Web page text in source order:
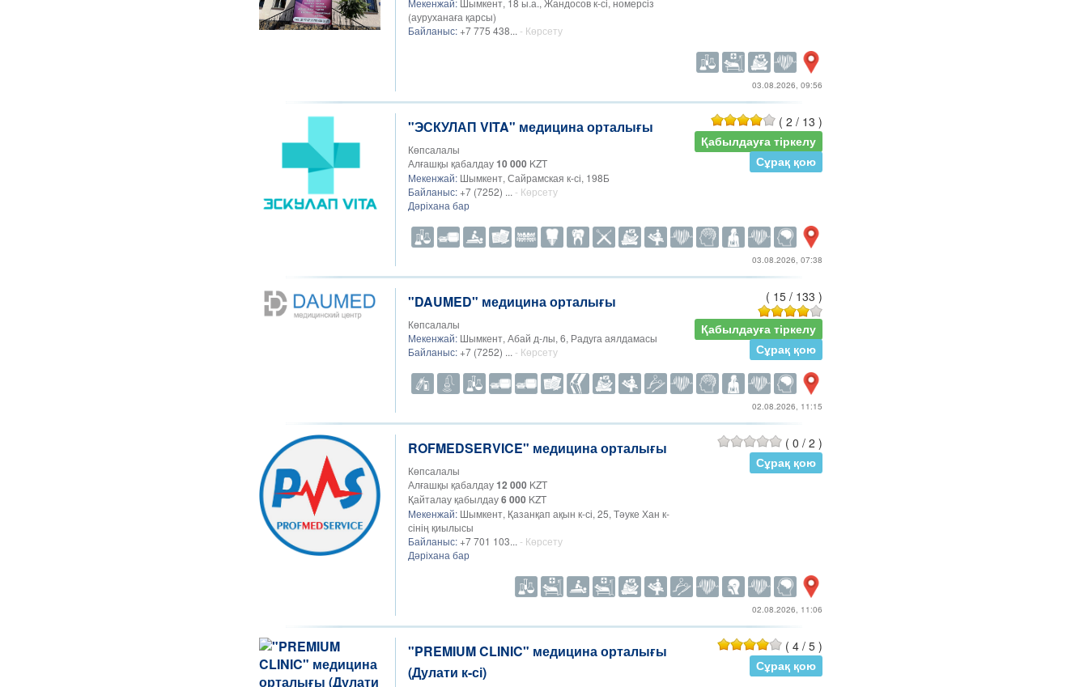
Мекенжай:Шымкент, 18 ы.а., Жандосов к-сі, номерсіз
(ауруханаға қарсы)
Байланыс: +7 775 438... - Көрсету
03.08.2026, 09:56
"ЭСКУЛАП VITA" медицина орталығы
Көпсалалы
Алғашқы қабалдау10 000KZT
Мекенжай:Шымкент, Сайрамская к-сі, 198Б
Байланыс: +7 (7252) ... - Көрсету
Дәріхана бар
( 2 / 13 )
Қабылдауға тіркелу
Сұрақ қою
03.08.2026, 07:38
"DAUMED" медицина орталығы
Көпсалалы
Мекенжай:Шымкент, Абай д-лы, 6, Радуга аялдамасы
Байланыс: +7 (7252) ... - Көрсету
( 15 / 133 )
Қабылдауға тіркелу
Сұрақ қою
02.08.2026, 11:15
ROFMEDSERVICE" медицина орталығы
Көпсалалы
Алғашқы қабалдау12 000KZT
Қайталау қабылдау6 000KZT
Мекенжай:Шымкент, Қазанқап ақын к-сі, 25, Тәуке Хан к-
сінің қиылысы
Байланыс: +7 701 103... - Көрсету
Дәріхана бар
( 0 / 2 )
Сұрақ қою
02.08.2026, 11:06
"PREMIUM CLINIC" медицина орталығы
(Дулати к-сі)
( 4 / 5 )
Сұрақ қою